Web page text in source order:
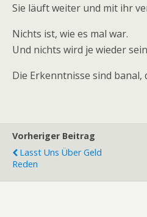
Sie läuft weiter und mit ihr
Nichts ist, wie es mal war.
Und nichts wird je wieder
Die Erkenntnisse sind
Vorheriger Beitrag
Lasst Uns Über Geld
Reden